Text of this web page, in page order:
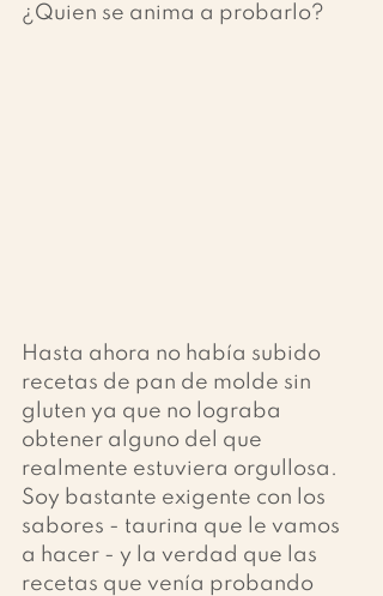
¿Quien se anima a probarlo?
Hasta ahora no había subido
recetas de pan de molde sin
gluten ya que no lograba
obtener alguno del que
realmente estuviera orgullosa.
Soy bastante exigente con los
sabores - taurina que le vamos
a hacer - y la verdad que las
recetas que venía probando